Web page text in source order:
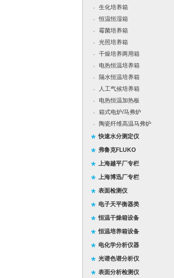
·
生化培养箱
·
恒温恒湿箱
·
霉菌培养箱
·
光照培养箱
·
干燥培养两用箱
·
电热恒温培养箱
·
隔水恒温培养箱
·
人工气候培养箱
·
电热恒温加热板
·
箱式电炉/马弗炉
·
陶瓷纤维高温马弗炉
快速水分测定仪
弗鲁克FLUKO
上海越平厂专栏
上海博迅厂专栏
表面检测仪
电子天平衡器类
恒温干燥箱设备
恒温培养箱设备
电化学分析仪器
光谱色谱分析仪
表面分析检测仪